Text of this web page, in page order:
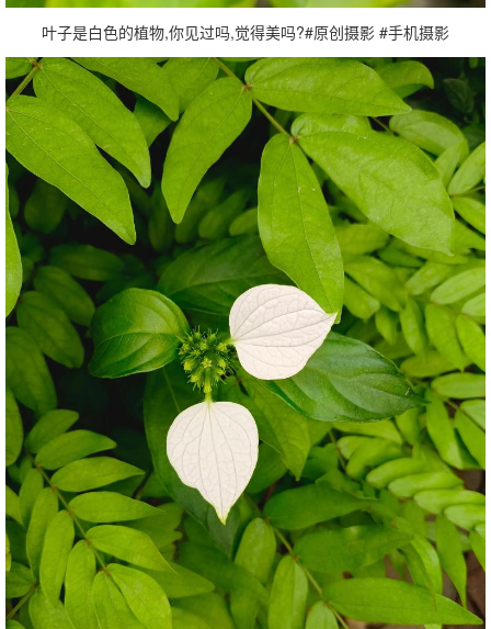
叶子是白色的植物,你见过吗,觉得美吗?#原创摄影 #手机摄影